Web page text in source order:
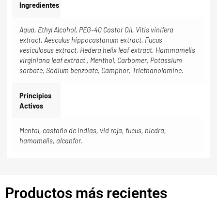
Ingredientes
Aqua, Ethyl Alcohol, PEG-40 Castor Oil, Vitis vinifera
extract, Aesculus hippocastanum extract, Fucus
vesiculosus extract, Hedera helix leaf extract, Hammamelis
virginiana leaf extract , Menthol, Carbomer, Potassium
sorbate, Sodium benzoate, Camphor, Triethanolamine.
Principios
Activos
Mentol, castaño de Indias, vid roja, fucus, hiedra,
hamamelis, alcanfor.
Productos más recientes